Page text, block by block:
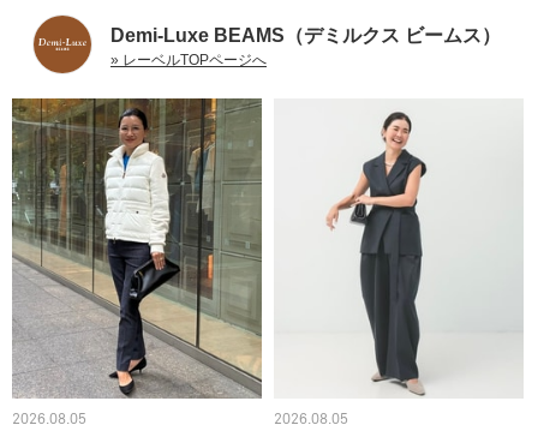
Demi-Luxe BEAMS（デミルクス ビームス）
» レーベルTOPページへ
2026.08.05 2026.08.05